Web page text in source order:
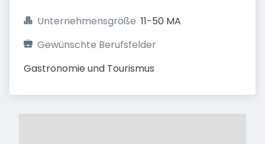
Unternehmensgröße 11-50 MA
Gewünschte Berufsfelder
Gastronomie und Tourismus